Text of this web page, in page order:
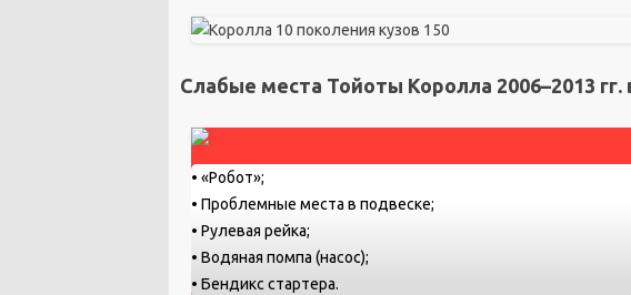
Слабые места Тойоты Королла 2006–2013 гг.
• «Робот»;
• Проблемные места в подвеске;
• Рулевая рейка;
• Водяная помпа (насос);
• Бендикс стартера.